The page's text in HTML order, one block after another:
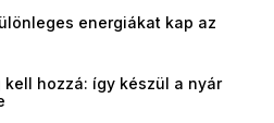
energiákat kap az
hozzá: így készül a nyár